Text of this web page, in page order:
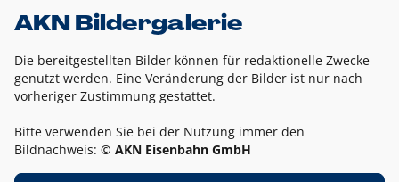
AKN Bildergalerie
Die bereitgestellten Bilder können für redaktionelle Zwecke
genutzt werden. Eine Veränderung der Bilder ist nur nach
vorheriger Zustimmung gestattet.
Bitte verwenden Sie bei der Nutzung immer den
Bildnachweis: © AKN Eisenbahn GmbH